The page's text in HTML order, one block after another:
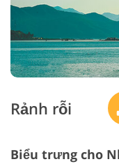
Rảnh rỗi